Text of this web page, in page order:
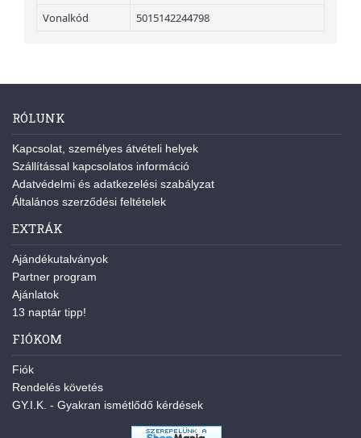
Vonalkód
5015142244798
RÓLUNK
Kapcsolat, személyes átvételi helyek
Szállítással kapcsolatos információ
Adatvédelmi és adatkezelési szabályzat
Általános szerződési feltételek
EXTRÁK
Ajándékutalványok
Partner program
Ajánlatok
13 naptár tipp!
FIÓKOM
Fiók
Rendelés követés
GY.I.K. - Gyakran ismétlődő kérdések